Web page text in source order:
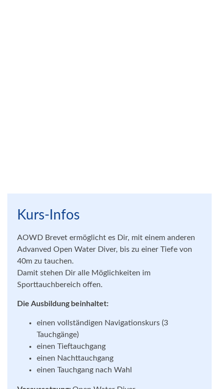
Kurs-Infos
AOWD Brevet ermöglicht es Dir, mit einem anderen
Advanved Open Water Diver, bis zu einer Tiefe von
40m zu tauchen.
Damit stehen Dir alle Möglichkeiten im
Sporttauchbereich offen.
Die Ausbildung beinhaltet:
einen vollständigen Navigationskurs (3
Tauchgänge)
einen Tieftauchgang
einen Nachttauchgang
einen Tauchgang nach Wahl